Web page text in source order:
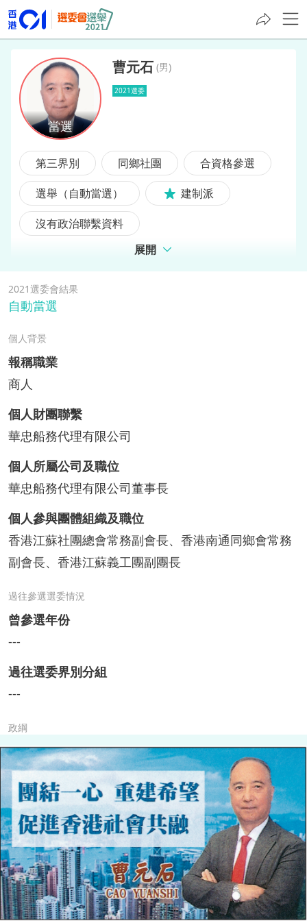
曹元石
曹元石 (男)
2021選委
第三界別 同鄉社團
合資格參選
選舉（自動當選）
建制派
沒有政治聯繫資料
展開
2021選委會結果
自動當選
個人背景
報稱職業
商人
個人財團聯繫
華忠船務代理有限公司
個人所屬公司及職位
華忠船務代理有限公司董事長
個人參與團體組織及職位
香港江蘇社團總會常務副會長、香港南通同鄉會常務
副會長、香港江蘇義工團副團長
過往參選選委情況
曾參選年份
---
過往選委界別分組
---
政綱